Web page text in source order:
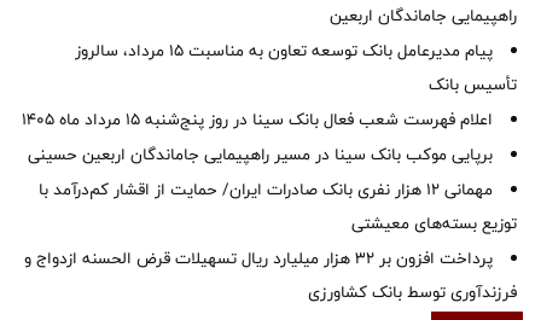
راهپیمایی جاماندگان اربعین
پیام مدیرعامل بانک توسعه تعاون به مناسبت 15 مرداد، سالروز
تأسیس بانک
اعلام فهرست شعب فعال بانک سینا در روز پنج‌شنبه 15 مرداد ماه 1405
برپایی موکب بانک سینا در مسیر راهپیمایی جاماندگان اربعین حسینی
مهمانی ۱۲ هزار نفری بانک صادرات ایران/ حمایت از اقشار کم‌درآمد با
توزیع بسته‌های معیشتی
پرداخت افزون بر 32 هزار میلیارد ریال تسهیلات قرض الحسنه ازدواج و
فرزندآوری توسط بانک کشاورزی